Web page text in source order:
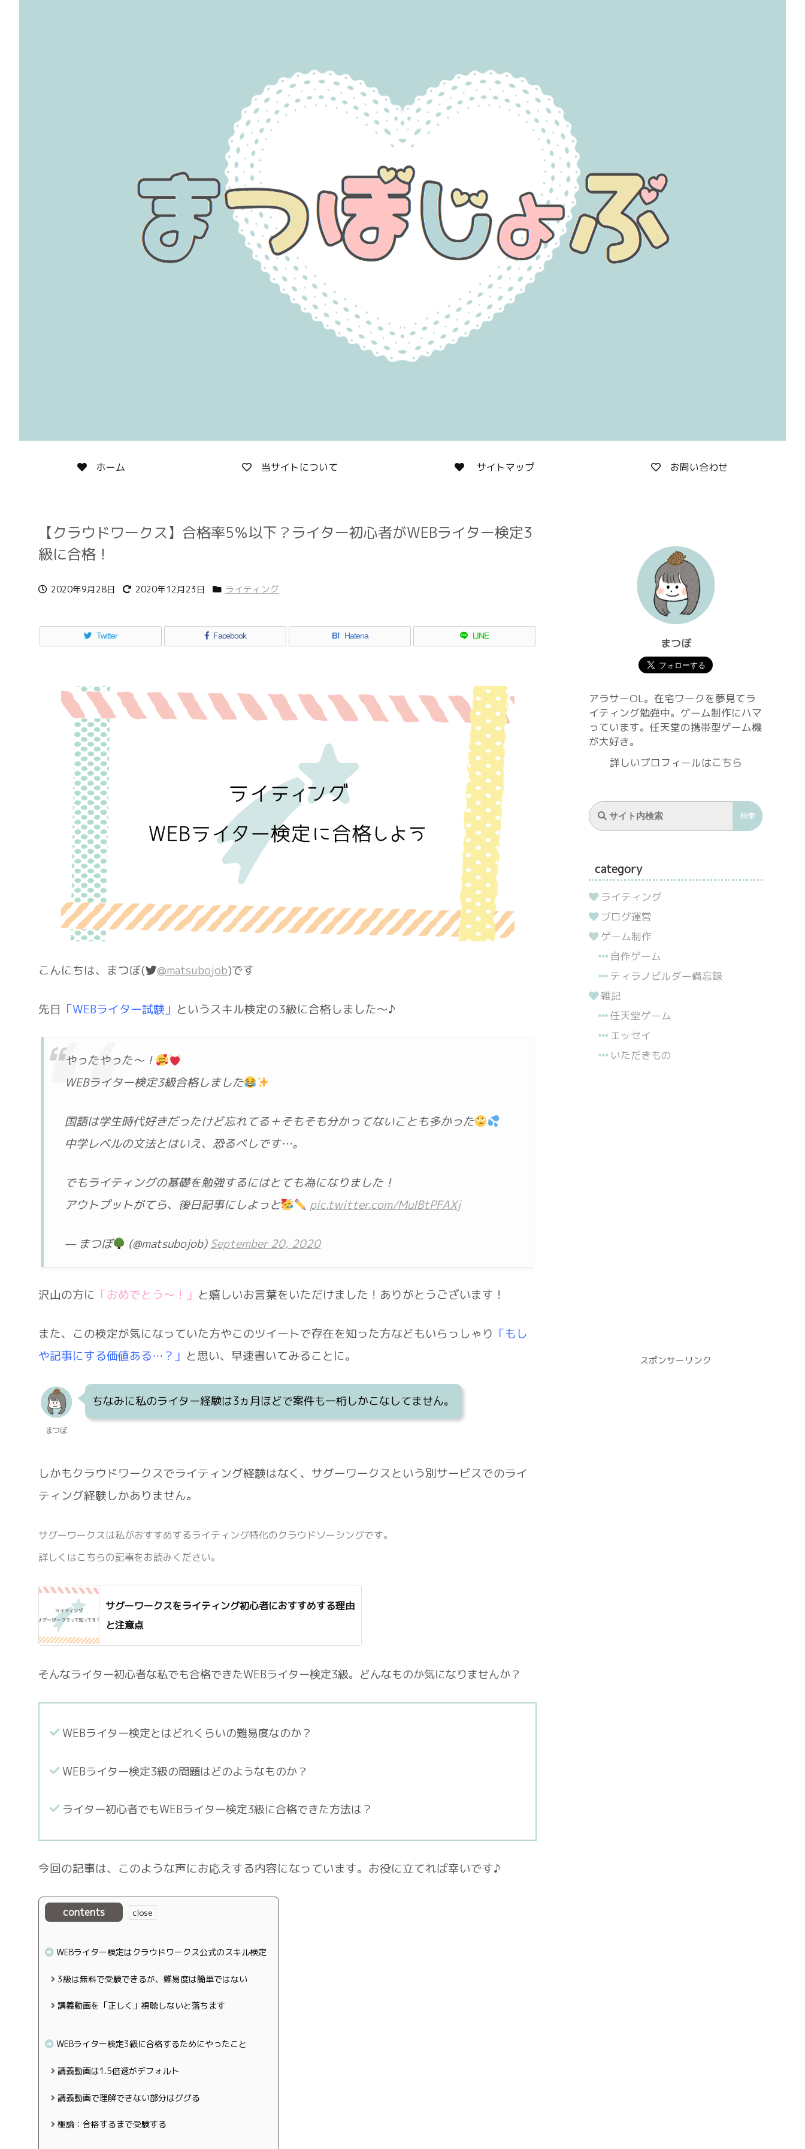
ホーム 当サイトについて サイトマップ お問い合わせ
【クラウドワークス】合格率5％以下？ライター初心者がWEBライター検定3
級に合格！
2020年9月28日 2020年12月23日 ライティング
Twitter Facebook B! Hatena LINE
こんにちは、まつぼ( @matsubojob)です
先日 「WEBライター試験」 というスキル検定の3級に合格しました～♪
やったやった～！
WEBライター検定3級合格しました
国語は学生時代好きだったけど忘れてる＋そもそも分かってないことも多かった
中学レベルの文法とはいえ、恐るべしです…。
でもライティングの基礎を勉強するにはとても為になりました！
アウトプットがてら、後日記事にしよっと
pic.twitter.com/MuIBtPFAXj
— まつぼ (@matsubojob)September 20, 2020
沢山の方に 「おめでとう～！」 と嬉しいお言葉をいただけました！ありがとうございます！
また、この検定が気になっていた方やこのツイートで存在を知った方などもいらっしゃり 「もし
や記事にする価値ある…？」 と思い、早速書いてみることに。
まつぼ
ちなみに私のライター経験は3ヵ月ほどで案件も一桁しかこなしてません。
しかもクラウドワークスでライティング経験はなく、サグーワークスという別サービスでのライ
ティング経験しかありません。
サグーワークスは私がおすすめするライティング特化のクラウドソーシングです。
詳しくはこちらの記事をお読みください。
サグーワークスをライティング初心者におすすめする理由
と注意点
そんなライター初心者な私でも合格できたWEBライター検定3級。どんなものか気になりませんか？
WEBライター検定とはどれくらいの難易度なのか？
WEBライター検定3級の問題はどのようなものか？
ライター初心者でもWEBライター検定3級に合格できた方法は？
今回の記事は、このような声にお応えする内容になっています。お役に立てれば幸いです♪
contents
WEBライター検定はクラウドワークス公式のスキル検定
3級は無料で受験できるが、難易度は簡単ではない
講義動画を「正しく」視聴しないと落ちます
WEBライター検定3級に合格するためにやったこと
講義動画は1.5倍速がデフォルト
講義動画で理解できない部分はググる
極論：合格するまで受験する
まつぼ
アラサーOL。在宅ワークを夢見てラ
イティング勉強中。ゲーム制作にハマ
っています。任天堂の携帯型ゲーム機
が大好き。
詳しいプロフィールはこちら
category
ライティング
ブログ運営
ゲーム制作
自作ゲーム
ティラノビルダー備忘録
雑記
任天堂ゲーム
エッセイ
いただきもの
スポンサーリンク